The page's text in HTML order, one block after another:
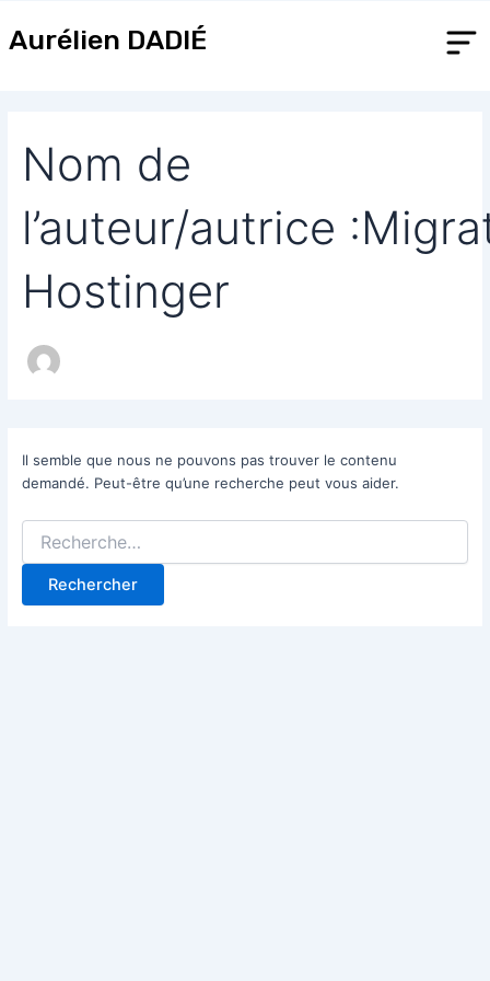
auAurélien DADIÉ
Nom de
l’auteur/autrice
Hostinger
Il semble que nous ne pouvons pas trouver le contenu
demandé. Peut-être qu’une recherche peut vous aider.